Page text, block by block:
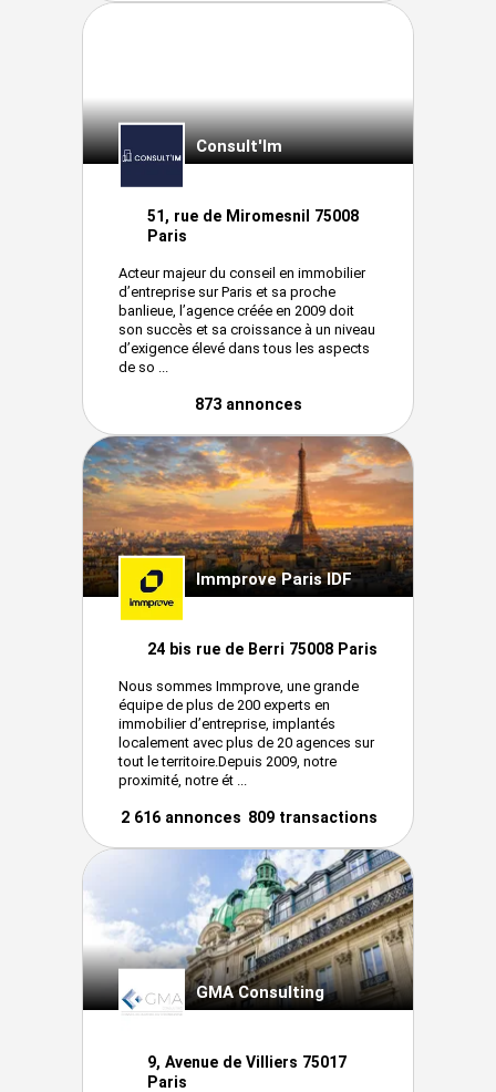
Consult'Im
51, rue de Miromesnil 75008
Paris
Acteur majeur du conseil en immobilier
d’entreprise sur Paris et sa proche
banlieue, l’agence créée en 2009 doit
son succès et sa croissance à un niveau
d’exigence élevé dans tous les aspects
de so ...
873 annonces
Immprove Paris IDF
24 bis rue de Berri 75008 Paris
Nous sommes Immprove, une grande
équipe de plus de 200 experts en
immobilier d’entreprise, implantés
localement avec plus de 20 agences sur
tout le territoire.Depuis 2009, notre
proximité, notre ét ...
2 616 annonces 809 transactions
GMA Consulting
9, Avenue de Villiers 75017
Paris